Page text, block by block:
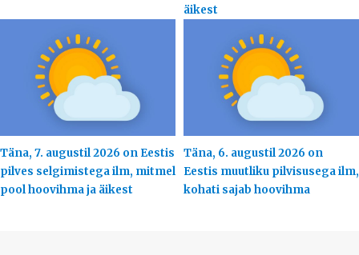
äikest
Täna, 7. augustil 2026 on Eestis
pilves selgimistega ilm, mitmel
pool hoovihma ja äikest
Täna, 6. augustil 2026 on
Eestis muutliku pilvisusega ilm,
kohati sajab hoovihma